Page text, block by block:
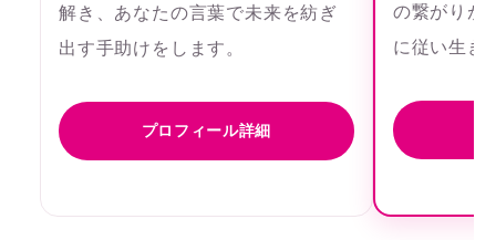
解き、あなたの言葉で未来を紡ぎ
出す手助けをします。
プロフィール詳細
の繋がりが
に従い生き